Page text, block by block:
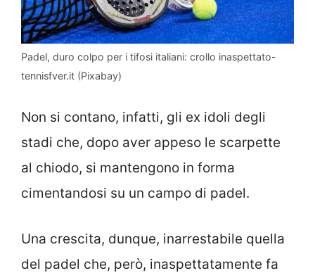
Padel, duro colpo per i tifosi italiani: crollo inaspettato-
tennisfver.it (Pixabay)
Non si contano, infatti, gli ex idoli degli
stadi che, dopo aver appeso le scarpette
al chiodo, si mantengono in forma
cimentandosi su un campo di padel.
Una crescita, dunque, inarrestabile quella
del padel che, però, inaspettatamente fa